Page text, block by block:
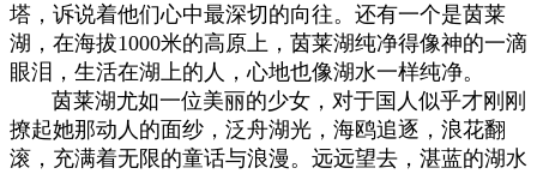
塔，诉说着他们心中最深切的向往。还有一个是茵莱
湖，在海拔1000米的高原上，茵莱湖纯净得像神的一滴
眼泪，生活在湖上的人，心地也像湖水一样纯净。
茵莱湖尤如一位美丽的少女，对于国人似乎才刚刚
撩起她那动人的面纱，泛舟湖光，海鸥追逐，浪花翻
滚，充满着无限的童话与浪漫。远远望去，湛蓝的湖水